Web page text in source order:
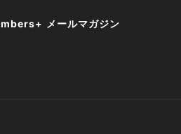
メールマガジン